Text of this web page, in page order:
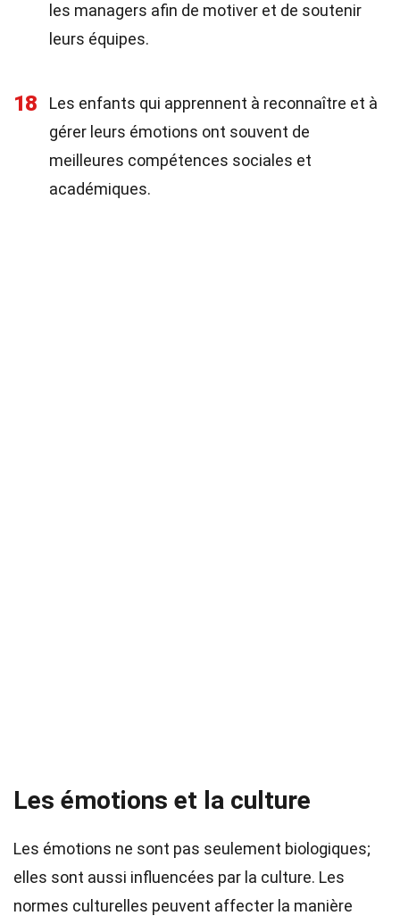
les managers afin de motiver et de soutenir
leurs équipes.
18
Les enfants qui apprennent à reconnaître et à
gérer leurs émotions ont souvent de
meilleures compétences sociales et
académiques.
Les émotions et la culture
Les émotions ne sont pas seulement biologiques;
elles sont aussi influencées par la culture. Les
normes culturelles peuvent affecter la manière